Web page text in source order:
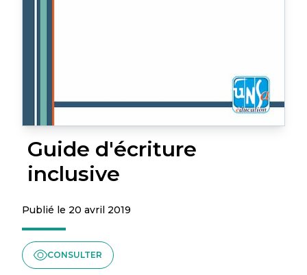
Guide d'écriture
inclusive
Publié le 20 avril 2019
CONSULTER